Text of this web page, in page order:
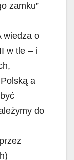
zamku”
wiedza o
w tle – i
a
do